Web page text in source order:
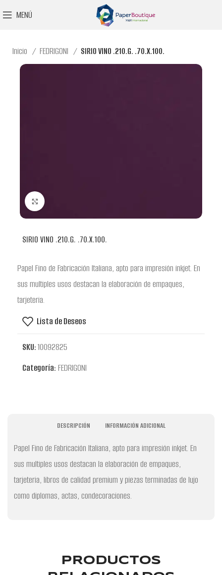
MENÚ
Inicio FEDRIGONI SIRIO VINO .210.G. .70.X.100.
SIRIO VINO .210.G. .70.X.100.
Papel Fino de Fabricación Italiana, apto para impresión inkjet. En
sus multiples usos destacan la elaboración de empaques,
tarjeteria.
Lista de Deseos
SKU:10092825
Categoría: FEDRIGONI
DESCRIPCIÓN INFORMACIÓN ADICIONAL
Papel Fino de Fabricación Italiana, apto para impresión inkjet. En
sus multiples usos destacan la elaboración de empaques,
tarjeteria, libros de calidad premium y piezas terminadas de lujo
como diplomas, actas, condecoraciones.
PRODUCTOS